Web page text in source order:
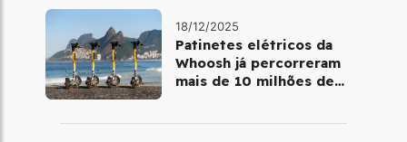
18/12/2025
Patinetes elétricos da
Whoosh já percorreram
mais de 10 milhões de